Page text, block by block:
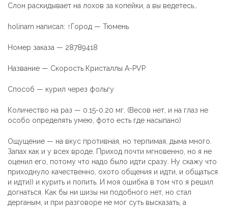
Слон раскидывает на лохов за копейки, а вы ведетесь…
holinam написал: ↑Город — Тюмень
Номер заказа — 28789418
Название — Скорость Кристаллы A-PVP
Способ — курил через фольгу
Количество на раз — 0.15-0.20 мг. (Весов нет, и на глаз не
особо определять умею, фото есть где насыпано)
Ощущение — на вкус противная, но терпимая, дыма много.
Запах как и у всех вроде. Приход почти мгновенно, но я не
оценил его, потому что надо было идти сразу. Ну скажу что
приходнуло качественно, охото общения и идти, и общаться
и идти)) и курить и попить. И моя ошибка в том что я решил
догнаться. Как бы ни шизы ни подобного нет, но стал
дерганым, и при разговоре не мог суть высказать, а